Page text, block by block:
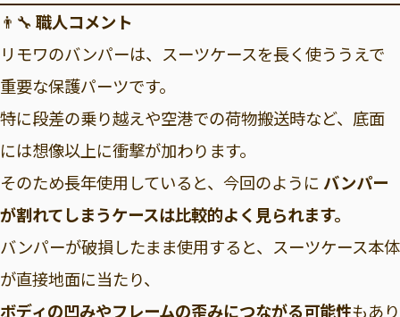
👨‍🔧 職人コメント
リモワのバンパーは、スーツケースを長く使ううえで
重要な保護パーツです。
特に段差の乗り越えや空港での荷物搬送時など、底面
には想像以上に衝撃が加わります。
そのため長年使用していると、今回のように バンパー
が割れてしまうケースは比較的よく見られます。
バンパーが破損したまま使用すると、スーツケース本体
が直接地面に当たり、
ボディの凹みやフレームの歪みにつながる可能性もあり